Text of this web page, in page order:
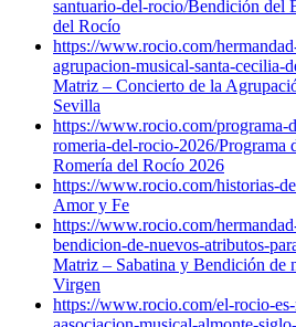
santuario-del-rocio/Bendición del
del Rocío
https://www.rocio.com/
agrupacion-musical-santa-cecilia-
Matriz – Concierto de la
Sevilla
https://www.rocio.com/programa-
romeria-del-rocio-2026/Programa
Romería del Rocío 2026
https://www.rocio.com/historias-
Amor y Fe
https://www.rocio.com/
bendicion-de-nuevos-atributos-
Matriz – Sabatina y Bendición de
Virgen
https://www.rocio.com/el-rocio-